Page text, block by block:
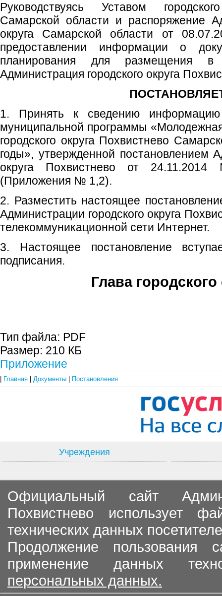
Руководствуясь Уставом
Самарской области и распоряжение
округа Самарской области от
предоставлении информации о
планирования для размещения в
Администрация городского округа
1. Принять к сведению информацию
муниципальной программы
городского округа Похвистнево
годы», утвержденной постановлением
округа Похвистнево от
(Приложения № 1,2).
2. Разместить настоящее
Администрации городского округа
телекоммуникационной сети Интернет.
3. Настоящее постановление
подписания.
Глава городского
Тип файла: PDF
Размер: 210 КБ
Приложение
Главная Документы Постановления
Учреждения
Официальный сайт
Похвистнево использует
технических данных
Продолжение пользования
применение данных
персональных данных.